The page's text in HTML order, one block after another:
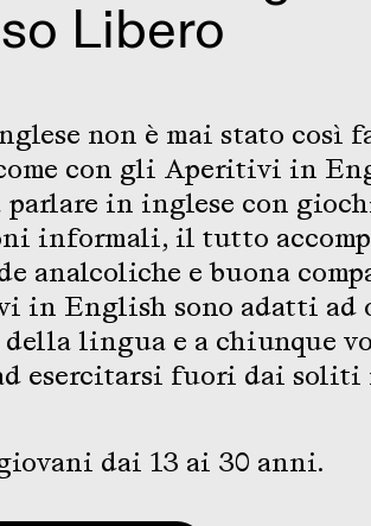
Libero
non è mai stato così
con gli Aperitivi in
in inglese con
informali, il tutto
analcoliche e buona
in English sono adatti ad
della lingua e a chiunque
esercitarsi fuori dai soliti
dai 13 ai 30 anni.